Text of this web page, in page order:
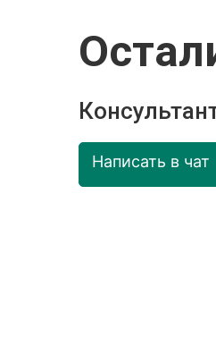
Написать в чат